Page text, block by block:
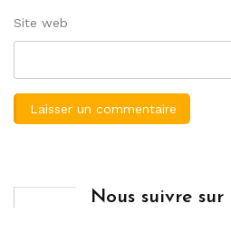
Site web
Nous suivre